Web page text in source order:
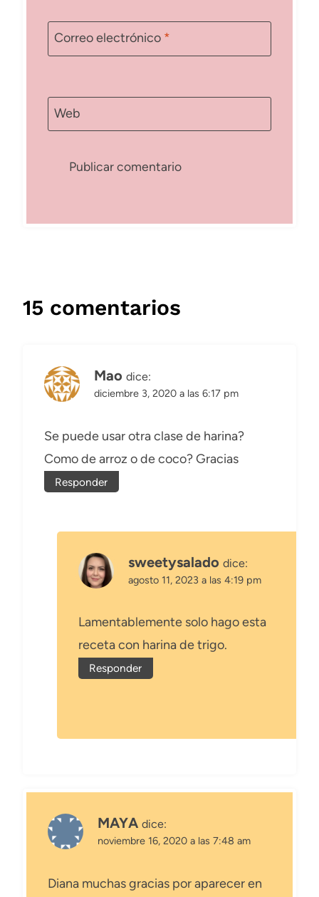
Correo electrónico *
Web
15 comentarios
Mao dice:
diciembre 3, 2020 a las 6:17 pm
Se puede usar otra clase de harina?
Como de arroz o de coco? Gracias
Responder
sweetysalado dice:
agosto 11, 2023 a las 4:19 pm
Lamentablemente solo hago esta
receta con harina de trigo.
Responder
MAYA dice:
noviembre 16, 2020 a las 7:48 am
Diana muchas gracias por aparecer en